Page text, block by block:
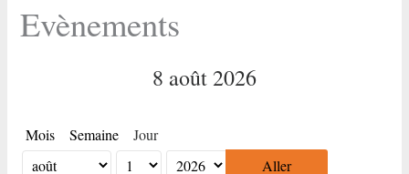
Evènements
8 août 2026
Mois Semaine Jour